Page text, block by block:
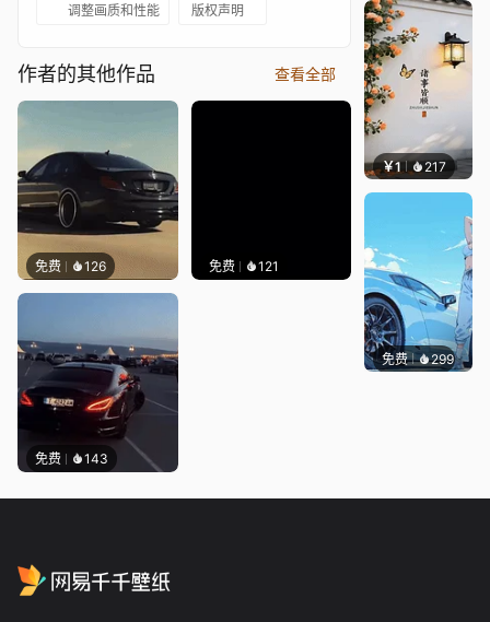
调整画质和性能 版权声明
作者的其他作品 查看全部
免费 126 免费 121
免费 143
￥1 217 渔小小
免费 299Ado